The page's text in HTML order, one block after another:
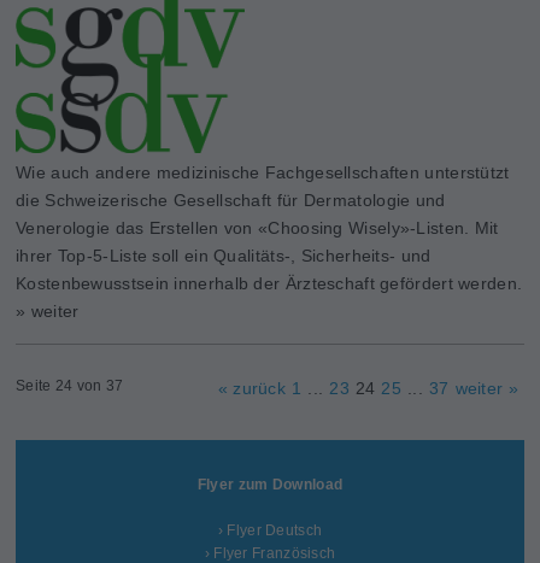
Wie auch andere medizinische Fachgesellschaften unterstützt
die Schweizerische Gesellschaft für Dermatologie und
Venerologie das Erstellen von «Choosing Wisely»-Listen. Mit
ihrer Top-5-Liste soll ein Qualitäts-, Sicherheits- und
Kostenbewusstsein innerhalb der Ärzteschaft gefördert werden.
» weiter
Seite 24 von 37 « zurück 1 23 24 25 37 weiter »
Flyer zum Download
› Flyer Deutsch
› Flyer Französisch